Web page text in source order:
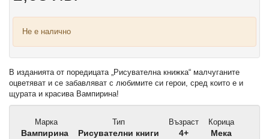
Не е налично
В изданията от поредицата „Рисувателна книжка“ малчуганите
оцветяват и се забавляват с любимите си герои, сред които е и
щурата и красива Вампирина!
Марка
Вампирина
Тип
Рисувателни книги
Възраст
4+
Корица
Мека